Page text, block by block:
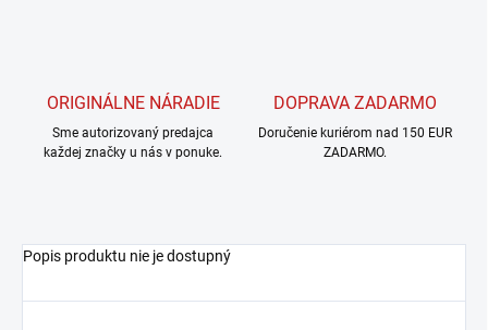
ORIGINÁLNE NÁRADIE
Sme autorizovaný predajca
každej značky u nás v ponuke.
DOPRAVA ZADARMO
Doručenie kuriérom nad 150 EUR
ZADARMO.
Popis produktu nie je dostupný